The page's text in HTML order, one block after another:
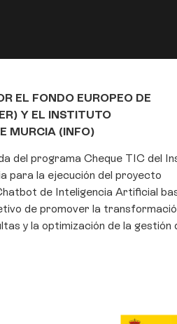
EL FONDO EUROPEO DE
Y EL INSTITUTO
MURCIA (INFO)
del programa Cheque TIC del
para la ejecución del proyecto
de Inteligencia Artificial
de promover la
y la optimización de la gestión